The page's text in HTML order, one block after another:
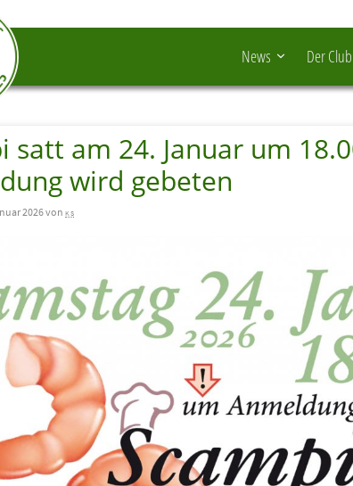
News Der Club
satt am 24. Januar um
wird gebeten
2026 vonks